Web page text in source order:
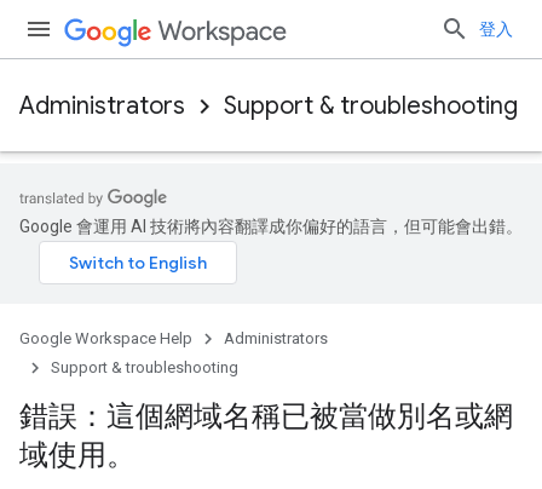
登入
Administrators Support & troubleshooting
Google 會運用 AI 技術將內容翻譯成你偏好的語言，但可能會出錯。
Google Workspace Help
Administrators
Support & troubleshooting
錯誤：這個網域名稱已被當做別名或網
域使用。